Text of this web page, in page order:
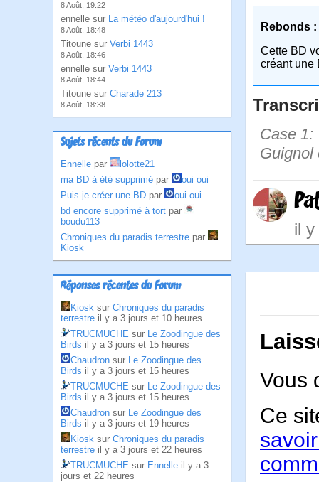
8 Août, 19:22
ennelle sur La météo d'aujourd'hui !
8 Août, 18:48
Titoune sur Verbi 1443
8 Août, 18:46
ennelle sur Verbi 1443
8 Août, 18:44
Titoune sur Charade 213
8 Août, 18:38
Sujets récents du Forum
Ennelle par
lolotte21
ma BD à été supprimé par
oui oui
Puis-je créer une BD par
oui oui
bd encore supprimé à tort par
boudu113
Chroniques du paradis terrestre par
Kiosk
Réponses récentes du Forum
Kiosk sur Chroniques du paradis
terrestre il y a 3 jours et 10 heures
TRUCMUCHE sur Le Zoodingue des
Birds il y a 3 jours et 15 heures
Chaudron sur Le Zoodingue des
Birds il y a 3 jours et 15 heures
TRUCMUCHE sur Le Zoodingue des
Birds il y a 3 jours et 15 heures
Chaudron sur Le Zoodingue des
Birds il y a 3 jours et 19 heures
Kiosk sur Chroniques du paradis
terrestre il y a 3 jours et 22 heures
TRUCMUCHE sur Ennelle il y a 3
jours et 22 heures
Rebonds :
Cette BD
créant une
Case 1:
Guignol
il
Vous
Ce